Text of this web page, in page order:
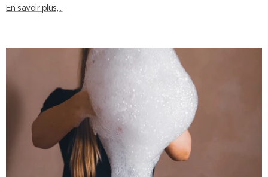
En savoir plus,...